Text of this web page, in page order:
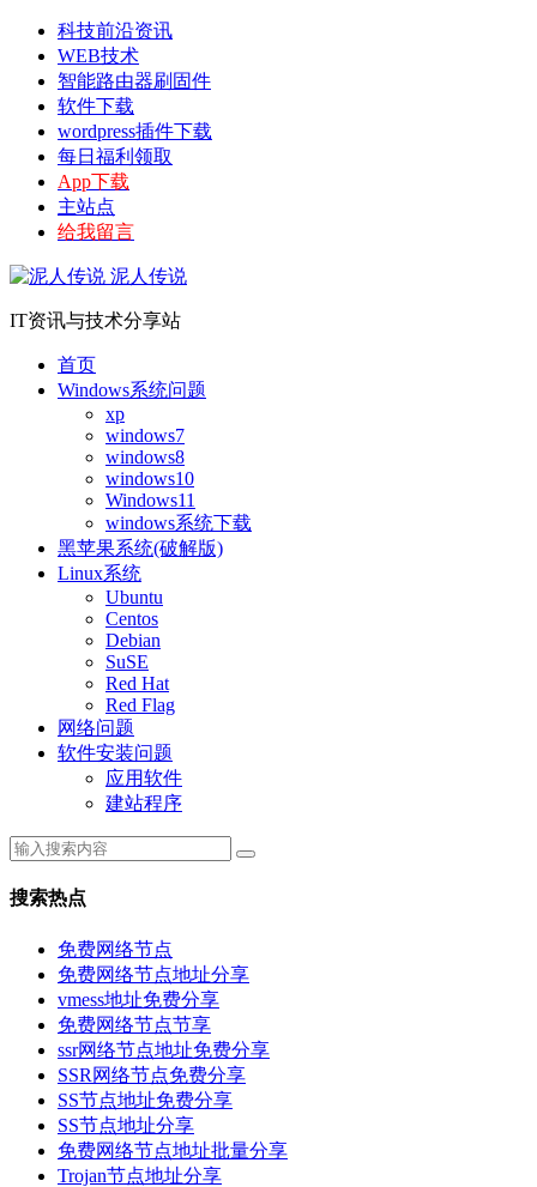
科技前沿资讯
WEB技术
智能路由器刷固件
软件下载
wordpress插件下载
每日福利领取
App下载
主站点
给我留言
泥人传说
IT资讯与技术分享站
首页
Windows系统问题
xp
windows7
windows8
windows10
Windows11
windows系统下载
黑苹果系统(破解版)
Linux系统
Ubuntu
Centos
Debian
SuSE
Red Hat
Red Flag
网络问题
软件安装问题
应用软件
建站程序
搜索热点
免费网络节点
免费网络节点地址分享
vmess地址免费分享
免费网络节点节享
ssr网络节点地址免费分享
SSR网络节点免费分享
SS节点地址免费分享
SS节点地址分享
免费网络节点地址批量分享
Trojan节点地址分享